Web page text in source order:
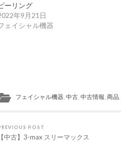
ーリング
年9月21日
ェイシャル機器
フェイシャル機器 中古 中古情報 商品
POST
【中古】3-max スリーマックス